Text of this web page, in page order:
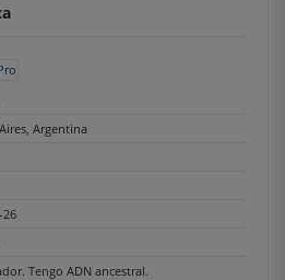
Argentina
26
Tengo ADN ancestral.